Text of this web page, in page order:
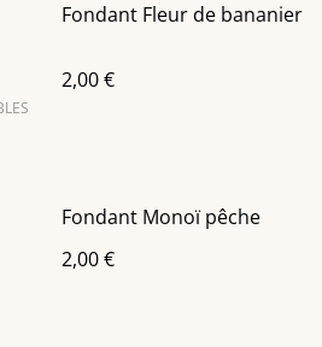
Fondant Fleur de bananier
2,00 €
Fondant Monoï pêche
2,00 €